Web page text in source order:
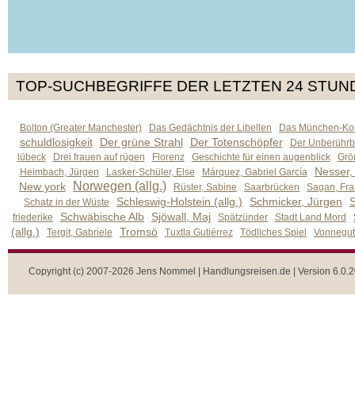
TOP-SUCHBEGRIFFE DER LETZTEN 24
Bolton (Greater Manchester) Das Gedächtnis der Libellen Das München-
schuldlosigkeit Der grüne Strahl Der Totenschöpfer
Der
lübeck
Drei frauen auf rügen Florenz Geschichte für einen augenblick
Heimbach, Jürgen
Lasker-Schüler, Else Márquez, Gabriel García
New york
Norwegen (allg.) Rüster, Sabine Saarbrücken
Sagan,
Schatz in der Wüste
Schleswig-Holstein (allg.) Schmicker, Jürgen
friederike Schwäbische Alb Sjöwall, Maj Spätzünder Stadt Land Mord
(allg.) Tergit, Gabriele Tromsö Tuxtla Gutiérrez Tödliches Spiel
Copyright (c) 2007-2026 Jens Nommel | Handlungsreisen.de | Version